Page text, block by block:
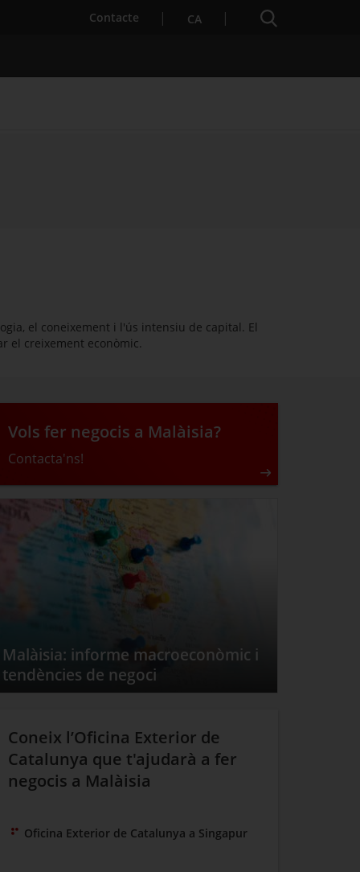
Contacte . Obre en una nova finestra.
CA Cercador
el coneixement i l'ús intensiu de capital. El
el creixement econòmic.
Vols fer negocis a Malàisia?
Contacta'ns!
Malàisia: informe macroeconòmic i
tendències de negoci
Coneix l’Oficina Exterior de
Catalunya que t'ajudarà a fer
negocis a Malàisia
Oficina Exterior de Catalunya a Singapur